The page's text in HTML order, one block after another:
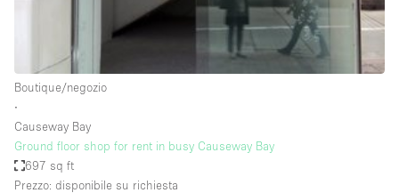
Illuminazione
Impianto audiovisivo
Internet
Licenza per Liquori
Boutique/negozio
∙
Causeway Bay
Ground floor shop for rent in busy Causeway Bay
697 sq ft
Prezzo: disponibile su richiesta